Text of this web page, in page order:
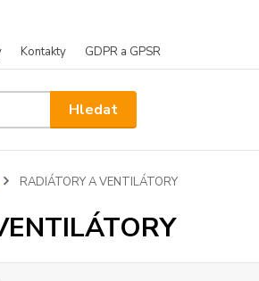
Kontakty GDPR a GPSR
Hledat
RADIÁTORY A VENTILÁTORY